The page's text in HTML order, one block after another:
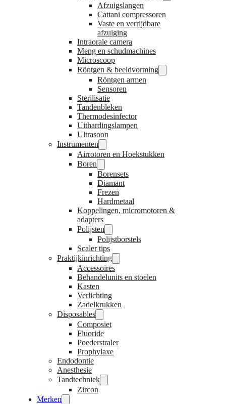
Afzuigslangen
Cattani compressoren
Vaste en verrijdbare
afzuiging
Intraorale camera
Meng en schudmachines
Microscoop
Röntgen & beeldvorming
Röntgen armen
Sensoren
Sterilisatie
Tandenbleken
Thermodesinfector
Uithardingslampen
Ultrasoon
Instrumenten
Airrotoren en Hoekstukken
Boren
Borensets
Diamant
Frezen
Hardmetaal
Koppelingen, micromotoren &
adapters
Polijsten
Polijstborstels
Scaler tips
Praktijkinrichting
Accessoires
Behandelunits en stoelen
Kasten
Verlichting
Zadelkrukken
Disposables
Composiet
Fluoride
Poederstraler
Prophylaxe
Endodontie
Anesthesie
Tandtechniek
Zircon
Merken